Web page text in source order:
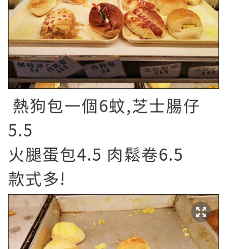
熱狗包一個6蚊,芝士腸仔
5.5
火腿蛋包4.5 肉鬆卷6.5
款式多!